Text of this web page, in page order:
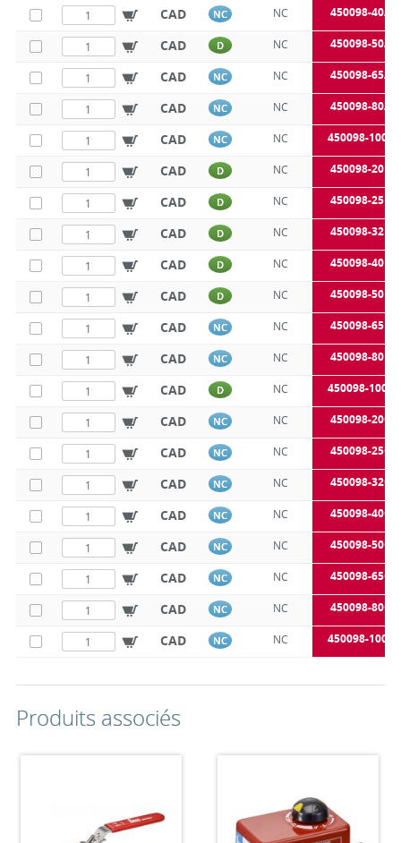
CAD NC NC 450098-40A
CAD D NC 450098-50A
CAD NC NC 450098-65A
CAD NC NC 450098-80A
CAD NC NC 450098-100A
CAD D NC 450098-20B
CAD D NC 450098-25B
CAD D NC 450098-32B
CAD D NC 450098-40B
CAD D NC 450098-50B
CAD NC NC 450098-65B
CAD NC NC 450098-80B
CAD D NC 450098-100B
CAD NC NC 450098-20C
CAD NC NC 450098-25C
CAD NC NC 450098-32C
CAD NC NC 450098-40C
CAD NC NC 450098-50C
CAD NC NC 450098-65C
CAD NC NC 450098-80C
CAD NC NC 450098-100C
Produits associés